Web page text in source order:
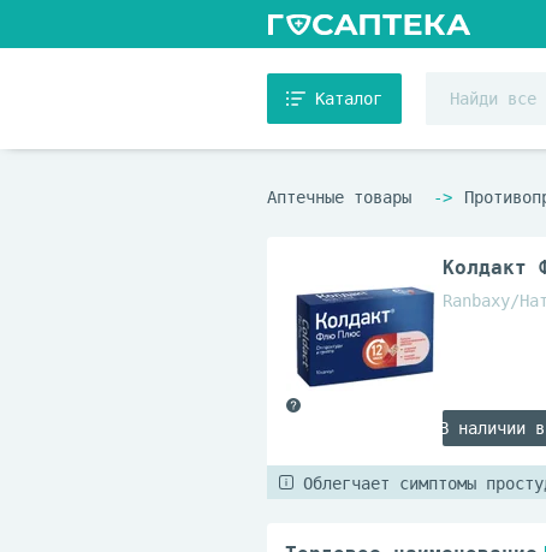
Каталог
Аптечные товары
Колдакт
Ranbaxy/
В наличии
Облегчает симптомы